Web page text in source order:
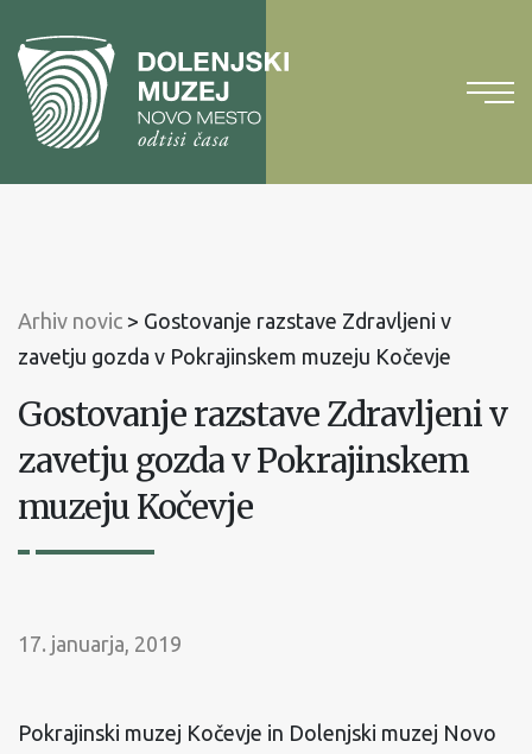
vsebinoNa
glavni
meni
Arhiv novic > Gostovanje razstave Zdravljeni v
zavetju gozda v Pokrajinskem muzeju Kočevje
Gostovanje razstave Zdravljeni v
zavetju gozda v Pokrajinskem
muzeju Kočevje
17. januarja, 2019
Pokrajinski muzej Kočevje in Dolenjski muzej Novo